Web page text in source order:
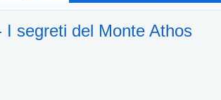
I segreti del Monte Athos